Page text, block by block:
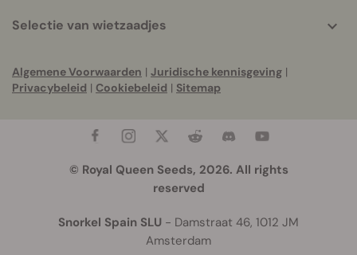
Selectie van wietzaadjes
Algemene Voorwaarden | Juridische kennisgeving |
Privacybeleid | Cookiebeleid | Sitemap
© Royal Queen Seeds, 2026. All rights
reserved
Snorkel Spain SLU - Damstraat 46, 1012 JM
Amsterdam